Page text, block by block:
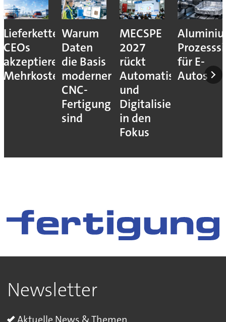
Lieferkettenresilienz:
CEOs
akzeptieren
Mehrkosten
Warum
Daten
die Basis
moderner
CNC-
Fertigung
sind
MECSPE
2027
rückt
Automatisierung
und
Digitalisierung
in den
Fokus
für E-
Autos
Newsletter